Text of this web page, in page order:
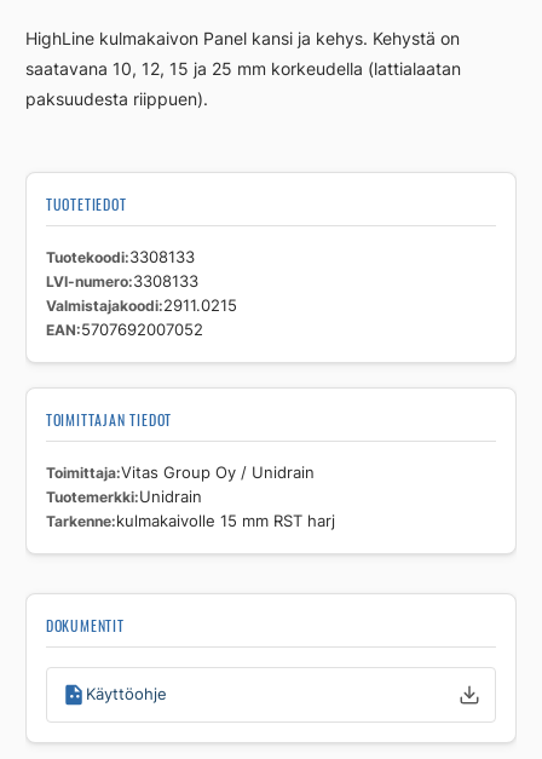
mm
RST
harj
HighLine kulmakaivon Panel kansi ja kehys. Kehystä on
saatavana 10, 12, 15 ja 25 mm korkeudella (lattialaatan
paksuudesta riippuen).
TUOTETIEDOT
Tuotekoodi 3308133
LVI-numero 3308133
Valmistajakoodi 2911.0215
EAN 5707692007052
TOIMITTAJAN TIEDOT
Toimittaja Vitas Group Oy / Unidrain
Tuotemerkki Unidrain
Tarkenne kulmakaivolle 15 mm RST harj
DOKUMENTIT
Käyttöohje